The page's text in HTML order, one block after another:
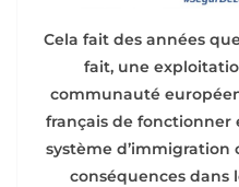
Cela fait des années
fait, une
communauté
français de fonctionner
système d’immigration
conséquences dans